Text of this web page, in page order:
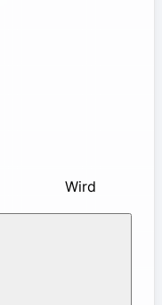
Wird